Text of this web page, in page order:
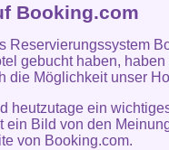
Booking.com
Reservierungssystem
gebucht haben,
die Möglichkeit unser
heutzutage ein
ein Bild von den
von Booking.com.